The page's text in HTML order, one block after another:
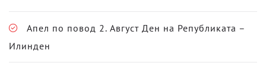
Апел по повод 2. Август Ден на Републиката –
Илинден